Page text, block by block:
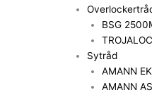
BSG
Sytråd
AMANN
AMANN